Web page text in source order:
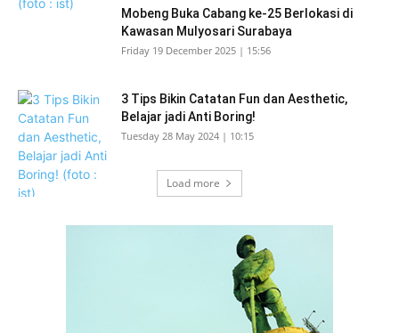
Mobeng Buka Cabang ke-25 Berlokasi di
Kawasan Mulyosari Surabaya
Friday 19 December 2025 | 15:56
3 Tips Bikin Catatan Fun dan Aesthetic,
Belajar jadi Anti Boring!
Tuesday 28 May 2024 | 10:15
Load more